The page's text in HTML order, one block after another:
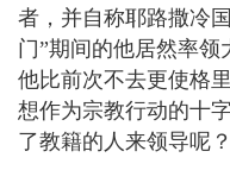
者，并自称耶路撒冷
门”期间的他居然率
他比前次不去更使格
想作为宗教行动的十
了教籍的人来领导呢？